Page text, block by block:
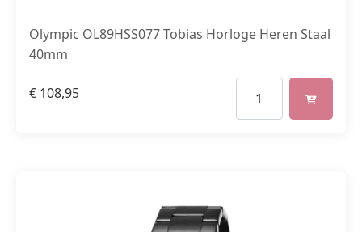
Olympic OL89HSS077 Tobias Horloge Heren Staal
40mm
€ 108,95